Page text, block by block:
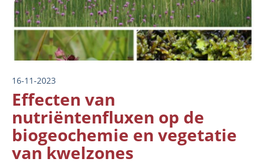
16-11-2023
Effecten van
nutriëntenfluxen op de
biogeochemie en vegetatie
van kwelzones